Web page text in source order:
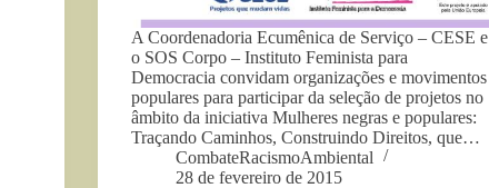
A Coordenadoria Ecumênica de Serviço – CESE e
o SOS Corpo – Instituto Feminista para
Democracia convidam organizações e movimentos
populares para participar da seleção de projetos no
âmbito da iniciativa Mulheres negras e populares:
Traçando Caminhos, Construindo Direitos, que…
CombateRacismoAmbiental
28 de fevereiro de 2015